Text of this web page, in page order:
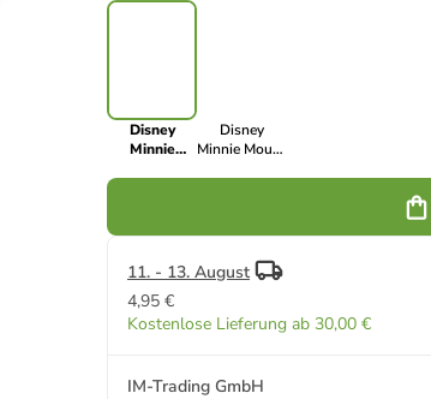
Disney
Minnie
Baumwolle
kurzarm in
Rosa
Disney
Minnie Mouse
Pink
11. - 13. August
4,95 €
Kostenlose Lieferung ab 30,00 €
IM-Trading GmbH